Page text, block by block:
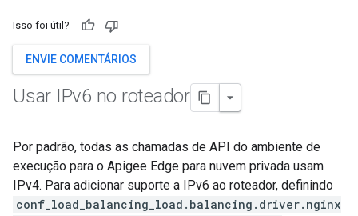
Isso foi útil?
ENVIE COMENTÁRIOS
Usar IPv6 no roteador
Por padrão, todas as chamadas de API do ambiente de
execução para o Apigee Edge para nuvem privada usam
IPv4. Para adicionar suporte a IPv6 ao roteador, definindo
conf_load_balancing_load.balancing.driver.nginx